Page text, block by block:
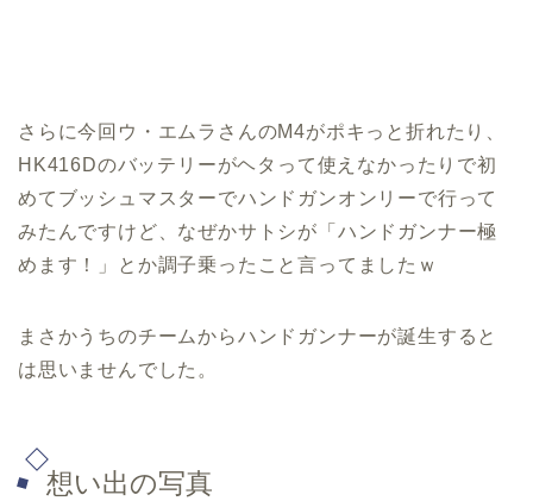
さらに今回ウ・エムラさんのM4がポキっと折れたり、
HK416Dのバッテリーがヘタって使えなかったりで初
めてブッシュマスターでハンドガンオンリーで行って
みたんですけど、なぜかサトシが「ハンドガンナー極
めます！」とか調子乗ったこと言ってましたｗ
まさかうちのチームからハンドガンナーが誕生すると
は思いませんでした。
想い出の写真